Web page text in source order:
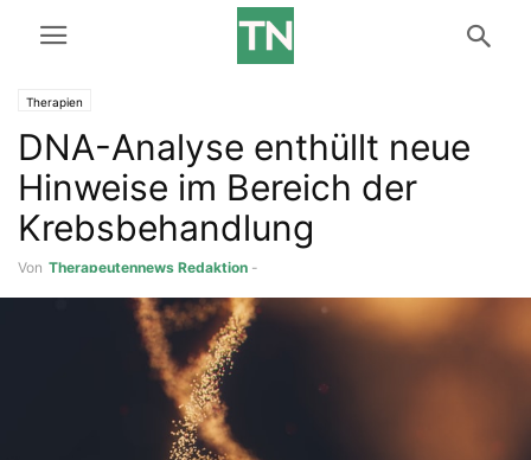
Therapien
DNA-Analyse enthüllt neue
Hinweise im Bereich der
Krebsbehandlung
Von Therapeutennews Redaktion -